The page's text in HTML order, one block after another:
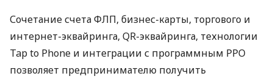
Сочетание счета ФЛП, бизнес-карты, торгового и
интернет-эквайринга, QR-эквайринга, технологии
Tap to Phone и интеграции с программным РРО
позволяет предпринимателю получить